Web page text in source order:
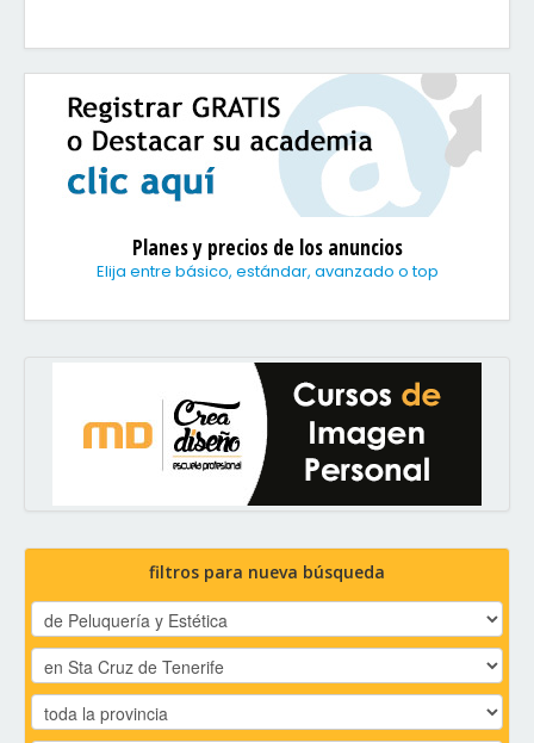
Planes y precios de los anuncios
Elija entre básico, estándar, avanzado o top
filtros para nueva búsqueda